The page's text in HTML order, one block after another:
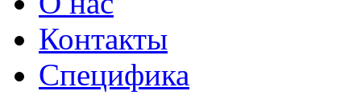
Контакты
Специфика